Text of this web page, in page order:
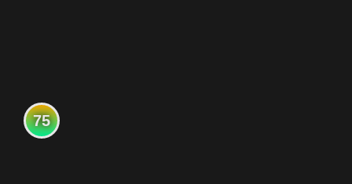
75